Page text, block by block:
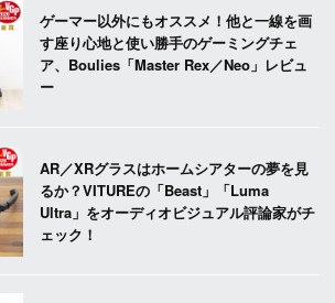
ゲーマー以外にもオススメ！他と一線を画
す座り心地と使い勝手のゲーミングチェ
ア、Boulies「Master Rex／Neo」レビュ
ー
AR／XRグラスはホームシアターの夢を見
るか？VITUREの「Beast」「Luma
Ultra」をオーディオビジュアル評論家がチ
ェック！